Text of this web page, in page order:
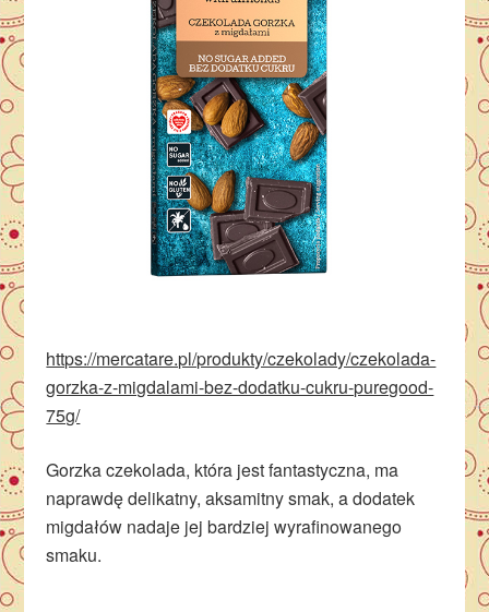
https://mercatare.pl/produkty/czekolady/czekolada-
gorzka-z-migdalami-bez-dodatku-cukru-puregood-
75g/
Gorzka czekolada, która jest fantastyczna, ma
naprawdę delikatny, aksamitny smak, a dodatek
migdałów nadaje jej bardziej wyrafinowanego
smaku.